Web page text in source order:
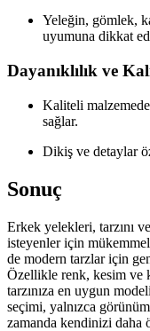
Yeleğin, gömlek,
uyumuna dikkat
Dayanıklılık ve
Kaliteli
sağlar.
Dikiş ve detaylar
Sonuç
Erkek yelekleri, tarzını
isteyenler için
de modern tarzlar için
Özellikle renk, kesim ve
tarzınıza en uygun
seçimi, yalnızca
zamanda kendinizi daha